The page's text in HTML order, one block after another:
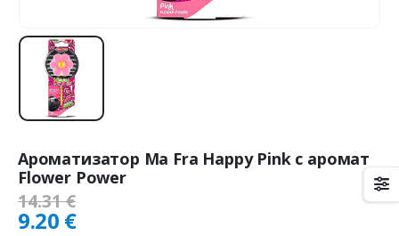
Ароматизатор Ma Fra Happy Pink с аромат
Flower Power
14.31€
9.20 €